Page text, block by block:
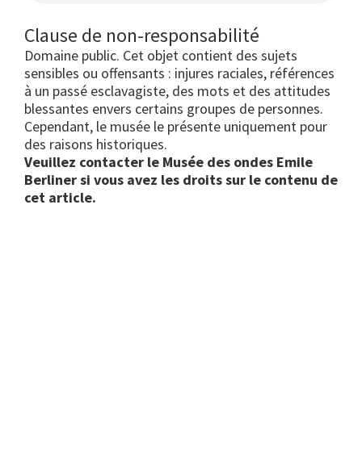
Clause de non-responsabilité
Domaine public. Cet objet contient des sujets
sensibles ou offensants : injures raciales, références
à un passé esclavagiste, des mots et des attitudes
blessantes envers certains groupes de personnes.
Cependant, le musée le présente uniquement pour
des raisons historiques.
Veuillez contacter le Musée des ondes Emile
Berliner si vous avez les droits sur le contenu de
cet article.